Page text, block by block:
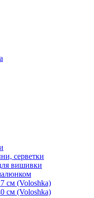
серветки
вишивки
см (Voloshka)
см (Voloshka)